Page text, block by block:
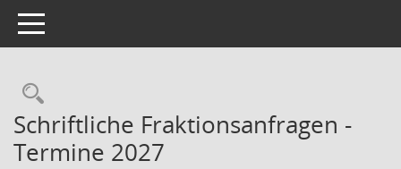
Toggle navigation
Rechercheauswahl
Schriftliche Fraktionsanfragen -
Termine 2027